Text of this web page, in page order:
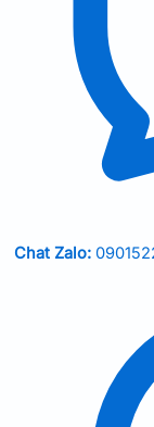
Chat Zalo: